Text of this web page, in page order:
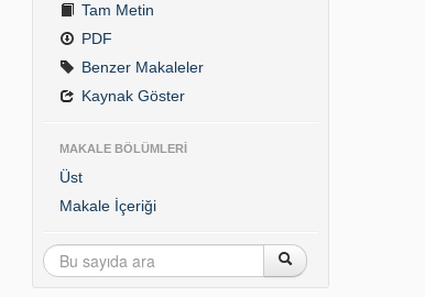
Tam Metin
PDF
Benzer Makaleler
Kaynak Göster
MAKALE BÖLÜMLERİ
Üst
Makale İçeriği